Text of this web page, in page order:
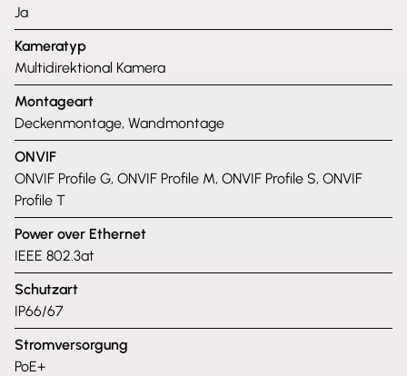
Ja
Kameratyp
Multidirektional Kamera
Montageart
Deckenmontage, Wandmontage
ONVIF
ONVIF Profile G, ONVIF Profile M, ONVIF Profile S, ONVIF
Profile T
Power over Ethernet
IEEE 802.3at
Schutzart
IP66/67
Stromversorgung
PoE+